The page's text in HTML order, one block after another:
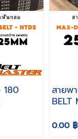
สายพาน
BELT
0.00 ฿